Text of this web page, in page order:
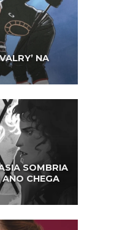
NA
SOMBRIA
CHEGA